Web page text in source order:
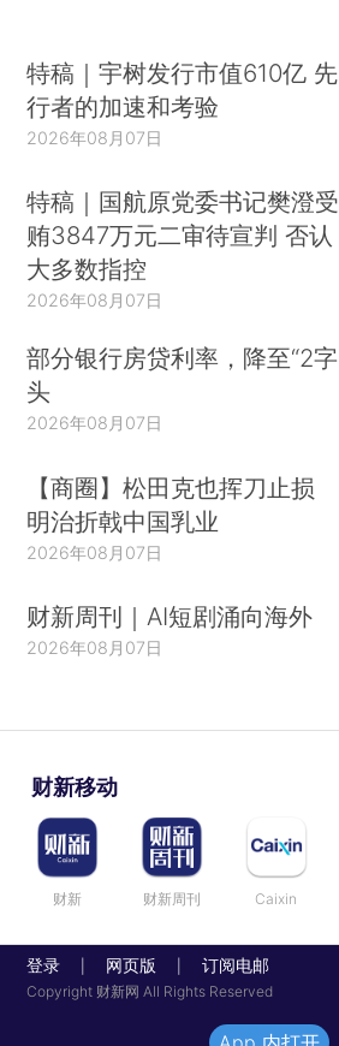
特稿｜宇树发行市值610亿 先
行者的加速和考验
2026年08月07日
特稿｜国航原党委书记樊澄受
贿3847万元二审待宣判 否认
大多数指控
2026年08月07日
部分银行房贷利率，降至“2字
头
2026年08月07日
【商圈】松田克也挥刀止损
明治折戟中国乳业
2026年08月07日
财新周刊｜AI短剧涌向海外
2026年08月07日
财新移动
财新 财新周刊 Caixin
登录 网页版 订阅电邮
Copyright 财新网 All Rights Reserved